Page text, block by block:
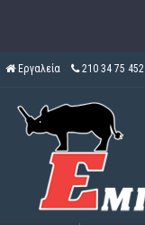
Εργαλεία 210 34 75 452